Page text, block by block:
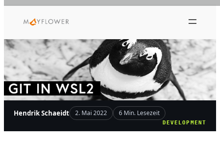
Inhalt
Hendrik Schaeidt 2. Mai 2022 6 Min. Lesezeit
DEVELOPMENT